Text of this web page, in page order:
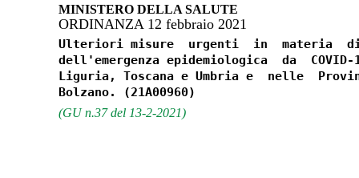
MINISTERO DELLA SALUTE
ORDINANZA 12 febbraio 2021
Ulteriori misure  urgenti  in  materia  di
dell'emergenza epidemiologica  da
Liguria, Toscana e Umbria e  nelle
(GU n.37 del 13-2-2021)